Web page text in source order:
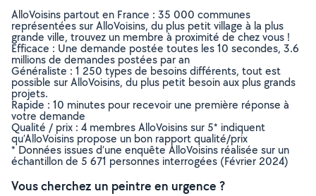
AlloVoisins partout en France : 35 000 communes
représentées sur AlloVoisins, du plus petit village à la plus
grande ville, trouvez un membre à proximité de chez vous !
Efficace : Une demande postée toutes les 10 secondes, 3.6
millions de demandes postées par an
Généraliste : 1 250 types de besoins différents, tout est
possible sur AlloVoisins, du plus petit besoin aux plus grands
projets.
Rapide : 10 minutes pour recevoir une première réponse à
votre demande
Qualité / prix : 4 membres AlloVoisins sur 5* indiquent
qu’AlloVoisins propose un bon rapport qualité/prix
* Données issues d’une enquête AlloVoisins réalisée sur un
échantillon de 5 671 personnes interrogées (Février 2024)
Vous cherchez un peintre en urgence ?